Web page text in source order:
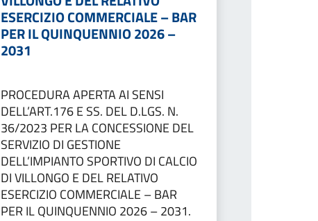
ESERCIZIO COMMERCIALE – BAR
PER IL QUINQUENNIO 2026 –
2031
PROCEDURA APERTA AI SENSI
DELL’ART.176 E SS. DEL D.LGS. N.
36/2023 PER LA CONCESSIONE DEL
SERVIZIO DI GESTIONE
DELL’IMPIANTO SPORTIVO DI CALCIO
DI VILLONGO E DEL RELATIVO
ESERCIZIO COMMERCIALE – BAR
PER IL QUINQUENNIO 2026 – 2031.